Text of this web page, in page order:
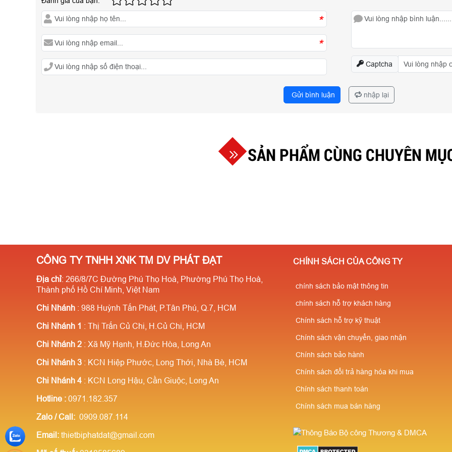
*
*
Captcha
Gửi bình luận nhập lại
SẢN PHẨM CÙNG CHUYÊN
CÔNG TY TNHH XNK TM DV PHÁT ĐẠT
Địa chỉ: 266/8/7C Đường Phú Thọ Hoà, Phường Phú Thọ Hoà,
Thành phố Hồ Chí Minh, Việt Nam
Chi Nhánh : 988 Huỳnh Tấn Phát, P.Tân Phú, Q.7, HCM
Chi Nhánh 1 : Thị Trấn Củ Chi, H.Củ Chi, HCM
Chi Nhánh 2 : Xã Mỹ Hạnh, H.Đức Hòa, Long An
Chi Nhánh 3 : KCN Hiệp Phước, Long Thới, Nhà Bè, HCM
Chi Nhánh 4 : KCN Long Hậu, Cần Giuộc, Long An
Hotline : 0971.182.357
Zalo / Call: 0909.087.114
Email: thietbiphatdat@gmail.com
CHÍNH SÁCH CỦA CÔNG TY
chính sách bảo mật thông tin
chính sách hỗ trợ khách hàng
Chính sách hỗ trợ kỹ thuật
Chính sách vận chuyển, giao nhận
Chính sách bảo hành
Chính sách đổi trả hàng hóa khi mua
Chính sách thanh toán
Chính sách mua bán hàng